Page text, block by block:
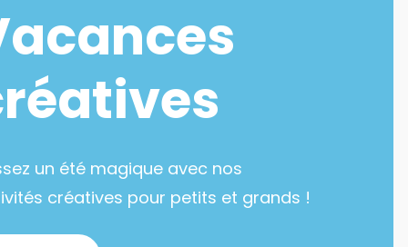
un été magique avec nos
créatives pour petits et grands !